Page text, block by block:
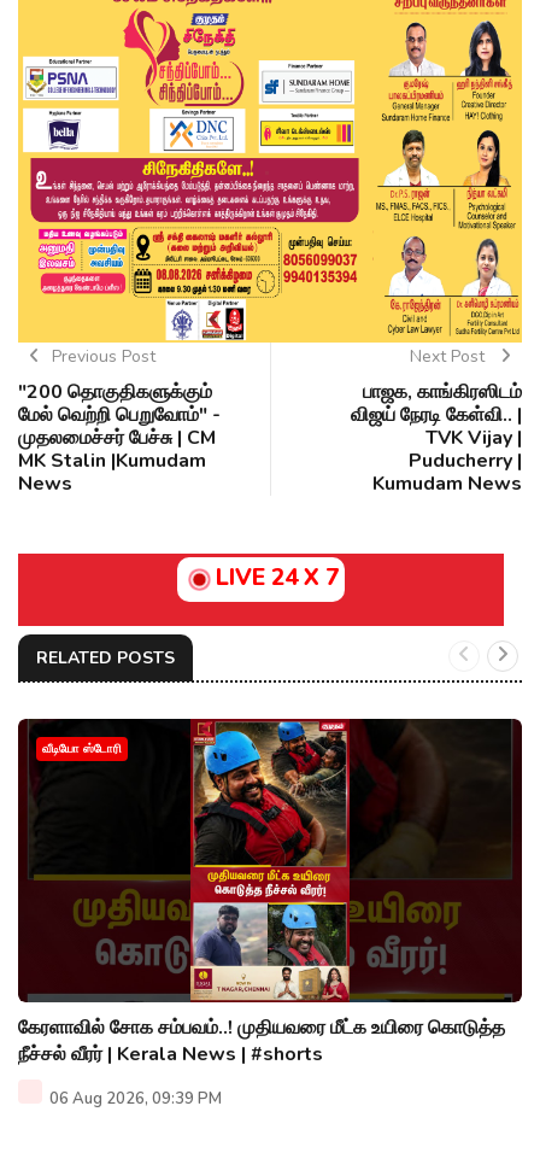
Previous Post
"200 தொகுதிகளுக்கும்
மேல் வெற்றி பெறுவோம்" -
முதலமைச்சர் பேச்சு | CM
MK Stalin |Kumudam
News
Next Post
பாஜக, காங்கிரஸிடம்
விஜய் நேரடி கேள்வி.. |
TVK Vijay |
Puducherry |
Kumudam News
LIVE 24 X 7
RELATED POSTS
வீடியோ ஸ்டோரி
கேரளாவில் சோக சம்பவம்..! முதியவரை மீட்க உயிரை கொடுத்த
நீச்சல் வீரர் | Kerala News | #shorts
06 Aug 2026, 09:39 PM